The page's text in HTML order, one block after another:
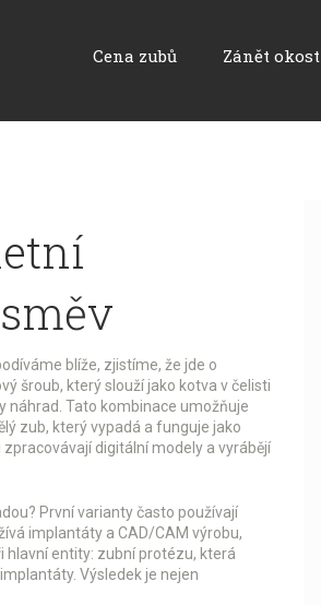
Cena zubů Zánět
blíže, zjistíme, že jde o
šroub, který slouží jako kotva v čelisti
náhrad . Tato kombinace umožňuje
zub, který vypadá a funguje jako
digitální modely a vyrábějí
První varianty často používají
implantáty a CAD/CAM výrobu,
hlavní entity: zubní protézu, která
Výsledek je nejen